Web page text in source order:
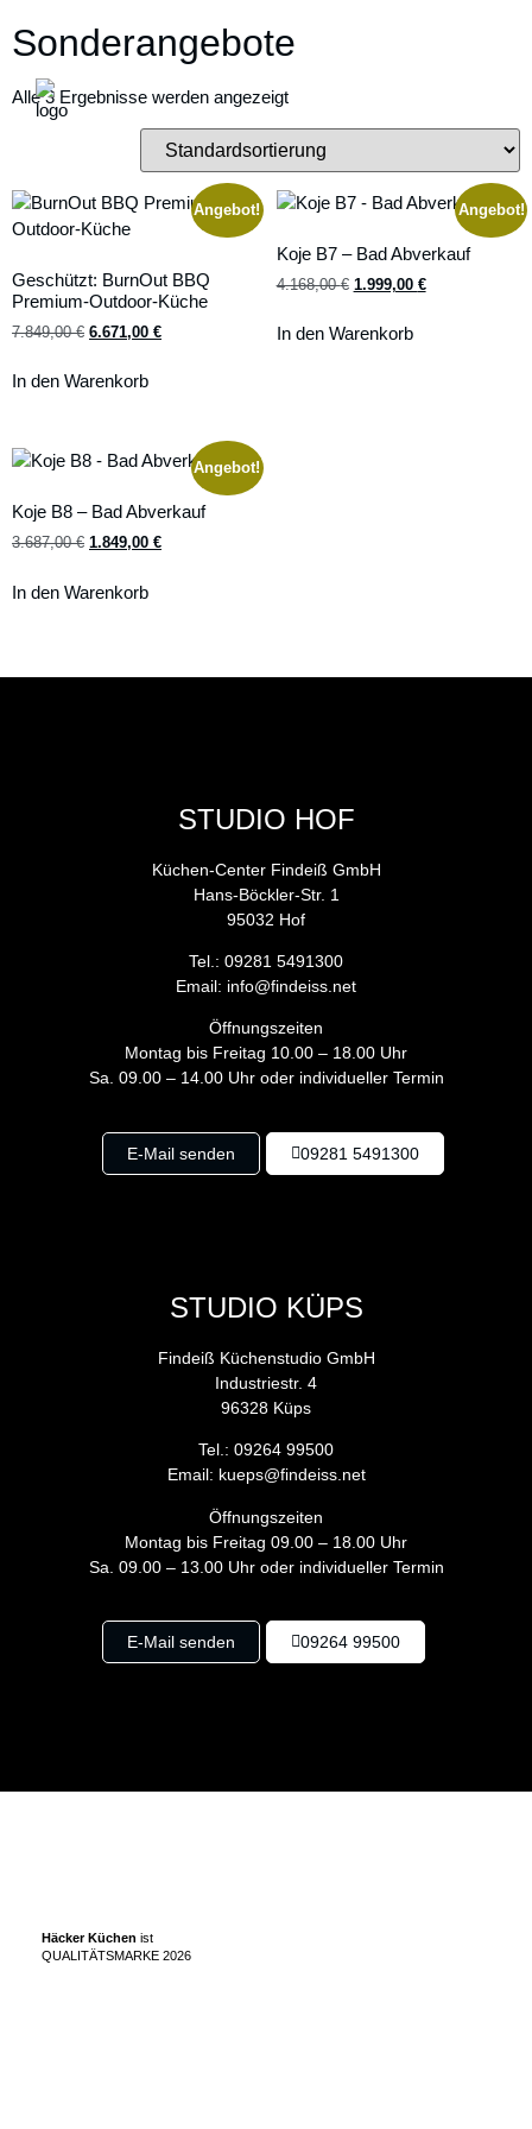
Sonderangebote
Alle 3 Ergebnisse werden angezeigt
Angebot!
Geschützt: BurnOut BBQ
Premium-Outdoor-Küche
7.849,00€ 6.671,00 €
In den Warenkorb
Angebot!
Koje B7 – Bad Abverkauf
4.168,00€ 1.999,00 €
In den Warenkorb
Angebot!
Koje B8 – Bad Abverkauf
3.687,00€ 1.849,00 €
In den Warenkorb
STUDIO HOF
Küchen-Center Findeiß GmbH
Hans-Böckler-Str. 1
95032 Hof
Tel.: 09281 5491300
Email: info@findeiss.net
Öffnungszeiten
Montag bis Freitag 10.00 – 18.00 Uhr
Sa. 09.00 – 14.00 Uhr oder individueller Termin
E-Mail senden 09281 5491300
STUDIO KÜPS
Findeiß Küchenstudio GmbH
Industriestr. 4
96328 Küps
Tel.: 09264 99500
Email: kueps@findeiss.net
Öffnungszeiten
Montag bis Freitag 09.00 – 18.00 Uhr
Sa. 09.00 – 13.00 Uhr oder individueller Termin
E-Mail senden 09264 99500
Häcker Küchen ist
QUALITÄTSMARKE 2026